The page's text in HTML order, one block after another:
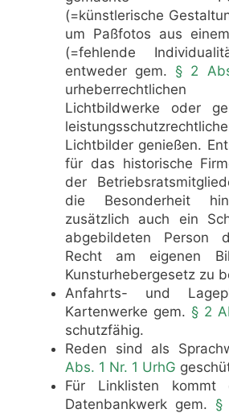
(=künstlerische
um Paßfotos aus
(=fehlende
entweder gem. § 2
Lichtbildwerke oder
Lichtbilder genießen.
für das historische
der
die Besonderheit
zusätzlich auch ein
abgebildeten Person
Recht am eigenen
Kunsturhebergesetz zu
Anfahrts- und
Kartenwerke gem. § 2
schutzfähig.
Reden sind als
Abs. 1 Nr. 1 UrhG
Für Linklisten kommt
Datenbankwerk gem. §